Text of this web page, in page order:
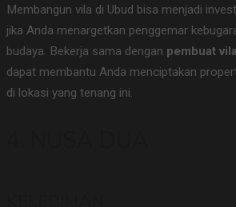
Membangun vila di Ubud bisa menjadi
jika Anda menargetkan penggemar
budaya. Bekerja sama dengan pembuat
dapat membantu Anda menciptakan
di lokasi yang tenang ini.